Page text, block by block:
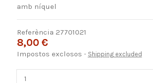
amb níquel
Referència 27701021
8,00 €
Impostos exclosos Shipping excluded